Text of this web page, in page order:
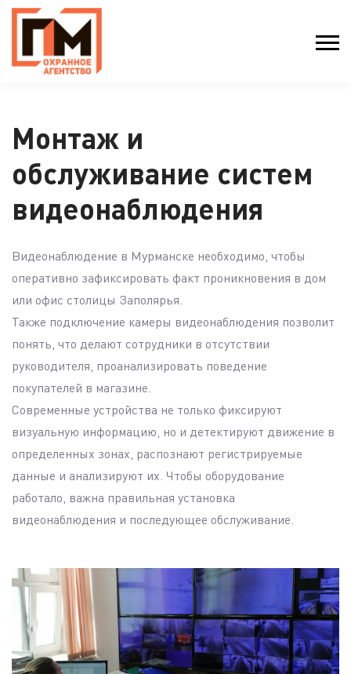
Монтаж и
обслуживание систем
видеонаблюдения
Видеонаблюдение в Мурманске необходимо, чтобы
оперативно зафиксировать факт проникновения в дом
или офис столицы Заполярья.
Также подключение камеры видеонаблюдения позволит
понять, что делают сотрудники в отсутствии
руководителя, проанализировать поведение
покупателей в магазине.
Современные устройства не только фиксируют
визуальную информацию, но и детектируют движение в
определенных зонах, распознают регистрируемые
данные и анализируют их. Чтобы оборудование
работало, важна правильная установка
видеонаблюдения и последующее обслуживание.